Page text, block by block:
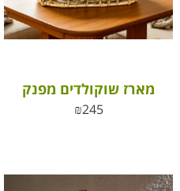
מארז שוקולדים מפנק
₪245